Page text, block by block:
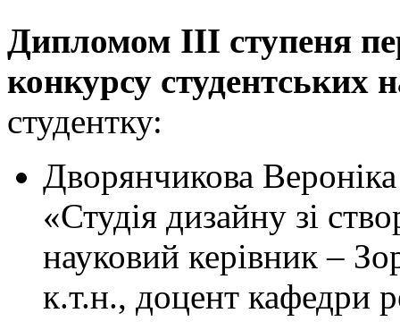
Дипломом ІІI ступеня
конкурсу студентських
студентку:
Дворянчикова
«Студія дизайну зі
науковий керівник –
к.т.н., доцент кафедри